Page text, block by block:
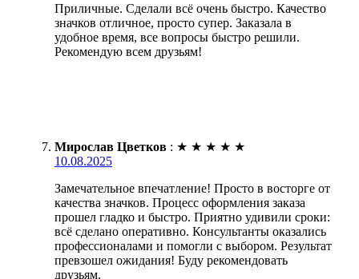
Приличные. Сделали всё очень быстро. Качество
значков отличное, просто супер. Заказала в
удобное время, все вопросы быстро решили.
Рекомендую всем друзьям!
Мирослав Цветков : ★ ★ ★ ★ ★
10.08.2025
Замечательное впечатление! Просто в восторге от
качества значков. Процесс оформления заказа
прошел гладко и быстро. Приятно удивили сроки:
всё сделано оперативно. Консультанты оказались
профессионалами и помогли с выбором. Результат
превзошел ожидания! Буду рекомендовать
друзьям.